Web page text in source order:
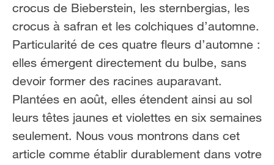
crocus de Bieberstein, les sternbergias, les
crocus à safran et les colchiques d’automne.
Particularité de ces quatre fleurs d’automne :
elles émergent directement du bulbe, sans
devoir former des racines auparavant.
Plantées en août, elles étendent ainsi au sol
leurs têtes jaunes et violettes en six semaines
seulement. Nous vous montrons dans cet
article comme établir durablement dans votre